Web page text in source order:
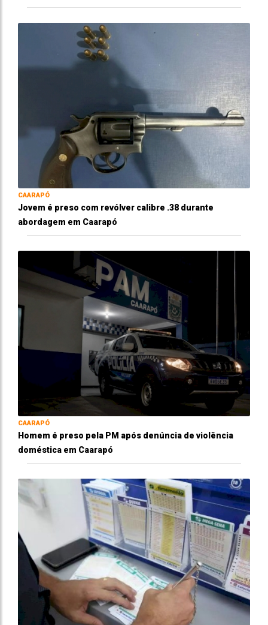
CAARAPÓ
Jovem é preso com revólver calibre .38 durante
abordagem em Caarapó
CAARAPÓ
Homem é preso pela PM após denúncia de violência
doméstica em Caarapó